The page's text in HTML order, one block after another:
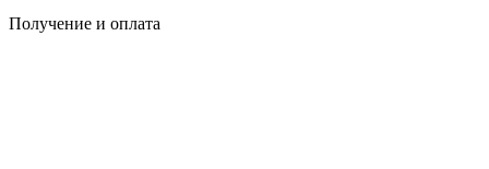
Получение и оплата